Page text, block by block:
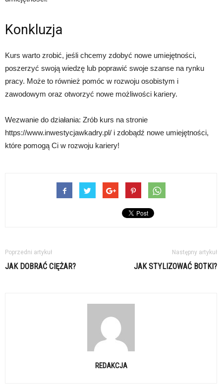
Konkluzja
Kurs warto zrobić, jeśli chcemy zdobyć nowe umiejętności,
poszerzyć swoją wiedzę lub poprawić swoje szanse na rynku
pracy. Może to również pomóc w rozwoju osobistym i
zawodowym oraz otworzyć nowe możliwości kariery.
Wezwanie do działania: Zrób kurs na stronie
https://www.inwestycjawkadry.pl/ i zdobądź nowe umiejętności,
które pomogą Ci w rozwoju kariery!
Poprzedni artykuł
JAK DOBRAĆ CIĘŻAR?
Następny artykuł
JAK STYLIZOWAĆ BOTKI?
REDAKCJA